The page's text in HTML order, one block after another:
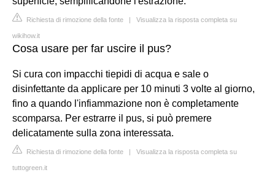
Richiesta di rimozione della fonte | Visualizza la risposta completa su
wikihow.it
Cosa usare per far uscire il pus?
Si cura con impacchi tiepidi di acqua e sale o
disinfettante da applicare per 10 minuti 3 volte al giorno,
fino a quando l'infiammazione non è completamente
scomparsa. Per estrarre il pus, si può premere
delicatamente sulla zona interessata.
Richiesta di rimozione della fonte | Visualizza la risposta completa su
tuttogreen.it